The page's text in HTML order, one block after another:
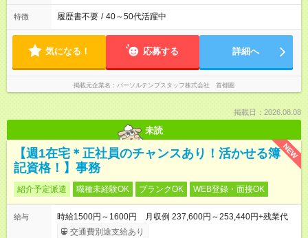
特徴 履歴書不要 / 40～50代活躍中
気になる！ 応募する 詳細へ
掲載元企業名 パーソルテンプスタッフ株式会社 首都圏
掲載日：2026.08.08
未読
NEW
【週1在宅＊正社員のチャンスあり！活かせる簿
記資格！】事務
紹介予定派遣 職種未経験OK ブランクOK WEB登録・面接OK
給与
時給1500円～1600円 月収例 237,600円～253,440円+残業代
交通費別途支給あり